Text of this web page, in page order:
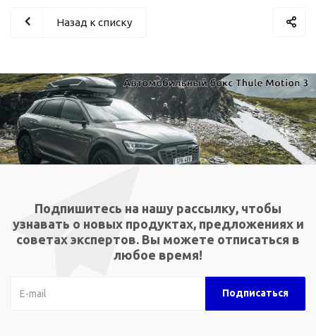
Назад к списку
Подпишитесь на нашу рассылку, чтобы
узнавать о новых продуктах, предложениях и
советах экспертов. Вы можете отписаться в
любое время!